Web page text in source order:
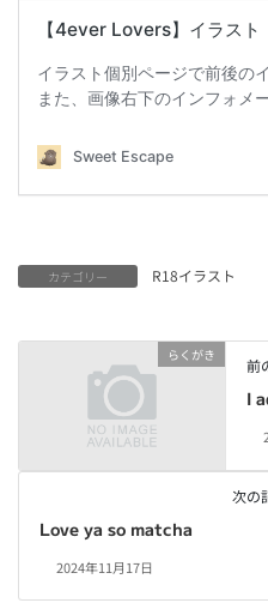
カテゴリー R18イラスト
らくがき
前
I
次の
Love ya so matcha
2024年11月17日